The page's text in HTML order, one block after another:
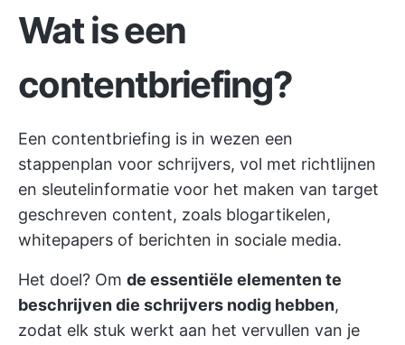
Wat is een
contentbriefing?
Een contentbriefing is in wezen een
stappenplan voor schrijvers, vol met richtlijnen
en sleutelinformatie voor het maken van target
geschreven content, zoals blogartikelen,
whitepapers of berichten in sociale media.
Het doel? Om de essentiële elementen te
beschrijven die schrijvers nodig hebben,
zodat elk stuk werkt aan het vervullen van je